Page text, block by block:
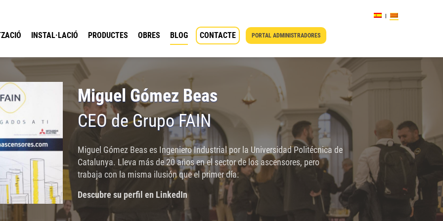
INSTAL·LACIÓ PRODUCTES OBRES BLOG CONTACTE PORTAL ADMINISTRADORES
Miguel Gómez Beas
CEO de Grupo FAIN
Miguel Gómez Beas es Ingeniero Industrial por la Universidad Politécnica de
Catalunya. Lleva más de 20 años en el sector de los ascensores, pero
trabaja con la misma ilusión que el primer día.
Descubre su perfil en LinkedIn